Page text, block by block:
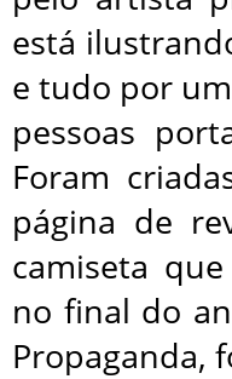
está
e tudo por
pessoas
Foram
página de
camiseta
no final do
Propaganda,